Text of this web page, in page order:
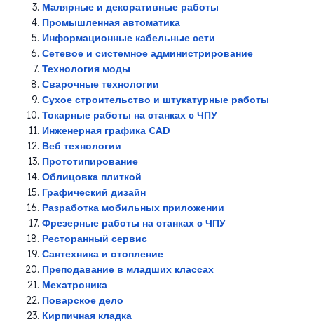
Малярные и декоративные работы
Промышленная автоматика
Информационные кабельные сети
Сетевое и системное администрирование
Технология моды
Сварочные технологии
Сухое строительство и штукатурные работы
Токарные работы на станках с ЧПУ
Инженерная графика CAD
Веб технологии
Прототипирование
Облицовка плиткой
Графический дизайн
Разработка мобильных приложении
Фрезерные работы на станках с ЧПУ
Ресторанный сервис
Сантехника и отопление
Преподавание в младших классах
Мехатроника
Поварское дело
Кирпичная кладка